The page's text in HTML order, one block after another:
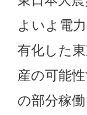
よいよ電
有化した
産の可能
の部分稼